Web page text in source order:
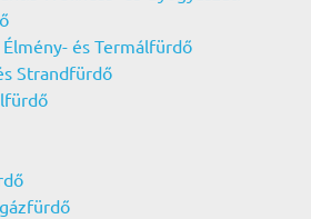
és Termálfürdő
Strandfürdő